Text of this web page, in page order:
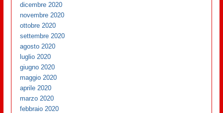
dicembre 2020
novembre 2020
ottobre 2020
settembre 2020
agosto 2020
luglio 2020
giugno 2020
maggio 2020
aprile 2020
marzo 2020
febbraio 2020